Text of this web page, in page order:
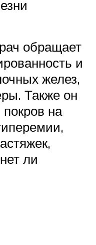
обращает
и
желез,
Также он
на
ли